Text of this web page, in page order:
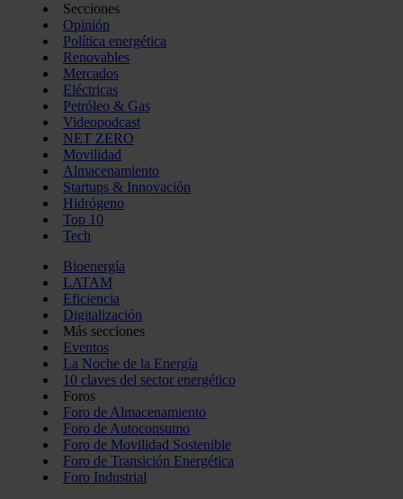
Secciones
Opinión
Política energética
Renovables
Mercados
Eléctricas
Petróleo & Gas
Videopodcast
NET ZERO
Movilidad
Almacenamiento
Startups & Innovación
Hidrógeno
Top 10
Tech
Bioenergía
LATAM
Eficiencia
Digitalización
Más secciones
Eventos
La Noche de la Energía
10 claves del sector energético
Foros
Foro de Almacenamiento
Foro de Autoconsumo
Foro de Movilidad Sostenible
Foro de Transición Energética
Foro Industrial